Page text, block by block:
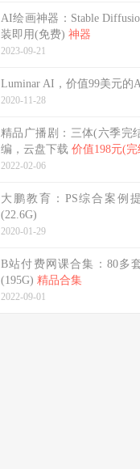
AI绘画神器：Stable
装即用(免费) 神器
2023-09-21
Luminar AI，价值99美元的
2020-11-28
精品广播剧：三体(六季完
编，云盘下载 价值198元(完
2022-02-06
大鹏教育：PS综合案例
(22.6G)
2020-01-29
B站付费网课合集：80多
(195G) 精品合集
2022-09-01